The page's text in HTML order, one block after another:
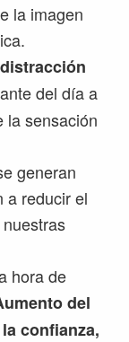
la imagen
del día a
la sensación
generan
a reducir el
hora de
del
confianza,